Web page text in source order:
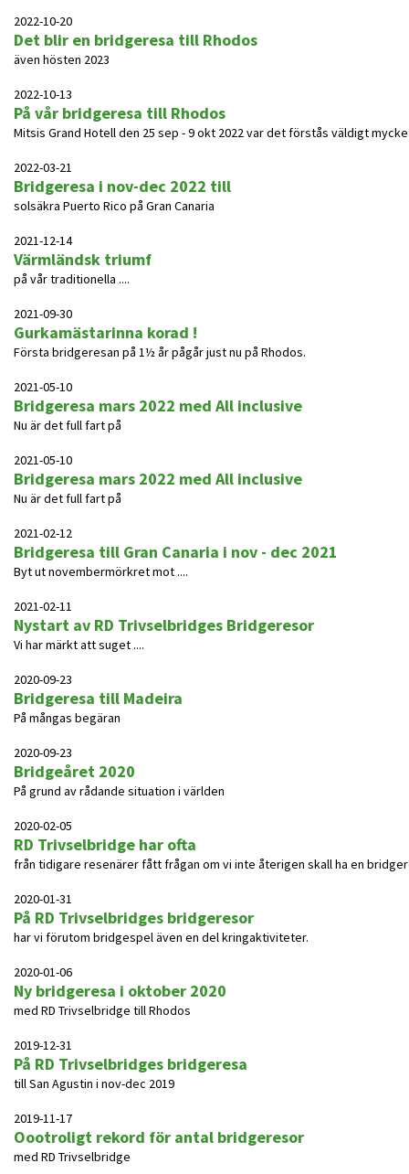
2022-10-20
Det blir en bridgeresa till Rhodos
även hösten 2023
2022-10-13
På vår bridgeresa till Rhodos
Mitsis Grand Hotell den 25 sep - 9 okt 2022 var det förstås väldigt
2022-03-21
Bridgeresa i nov-dec 2022 till
solsäkra Puerto Rico på Gran Canaria
2021-12-14
Värmländsk triumf
på vår traditionella ....
2021-09-30
Gurkamästarinna korad !
Första bridgeresan på 1½ år pågår just nu på Rhodos.
2021-05-10
Bridgeresa mars 2022 med All inclusive
Nu är det full fart på
2021-05-10
Bridgeresa mars 2022 med All inclusive
Nu är det full fart på
2021-02-12
Bridgeresa till Gran Canaria i nov - dec 2021
Byt ut novembermörkret mot ....
2021-02-11
Nystart av RD Trivselbridges Bridgeresor
Vi har märkt att suget ....
2020-09-23
Bridgeresa till Madeira
På mångas begäran
2020-09-23
Bridgeåret 2020
På grund av rådande situation i världen
2020-02-05
RD Trivselbridge har ofta
från tidigare resenärer fått frågan om vi inte återigen skall ha en
2020-01-31
På RD Trivselbridges bridgeresor
har vi förutom bridgespel även en del kringaktiviteter.
2020-01-06
Ny bridgeresa i oktober 2020
med RD Trivselbridge till Rhodos
2019-12-31
På RD Trivselbridges bridgeresa
till San Agustin i nov-dec 2019
2019-11-17
Oootroligt rekord för antal bridgeresor
med RD Trivselbridge